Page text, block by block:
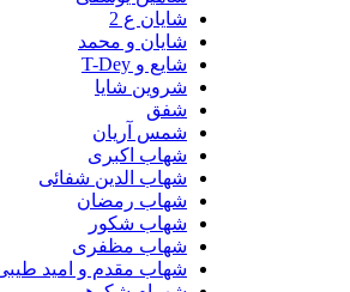
شایان ع 2
شایان و محمد
شایع و T-Dey
شروین شایا
شفق
شمس آریان
شهاب اکبری
شهاب الدین شفائی
شهاب رمضان
شهاب شکور
شهاب مظفری
شهاب مقدم و امید طیبی